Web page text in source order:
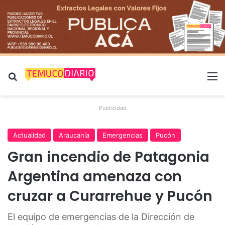
Buscar por
Publicidad
Actualidad Araucanía Emergencias Pucón
Gran incendio de Patagonia
Argentina amenaza con
cruzar a Curarrehue y Pucón
El equipo de emergencias de la Dirección de